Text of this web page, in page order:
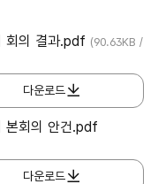
회의 결과.pdf (90.63KB /
다운로드
본회의 안건.pdf
다운로드